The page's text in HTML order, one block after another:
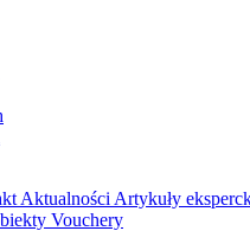
Aktualności Artykuły
Vouchery